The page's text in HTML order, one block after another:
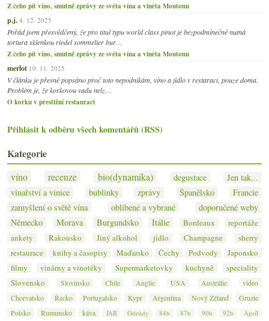
Z čeho pít víno, smutné zprávy ze světa vína a viněta Moutonu
p.j. 4. 12. 2025
Pořád jsem přesvědčený, že pro titul typu world class pinot je bezpodmínečně nutná
tortura sklenkou riedel sommelier bur…
Z čeho pít víno, smutné zprávy ze světa vína a viněta Moutonu
merlot 10. 11. 2025
V článku je přesně popsáno proč toto nepodnikám, víno a jídlo v restaraci, pouze doma.
Problém je, že korkovou vadu nelz…
O korku v prestižní restauraci
Přihlásit k odběru všech komentářů (RSS)
Kategorie
víno recenze bio(dynamika) degustace
Jen tak...
vinařství a vinice
bublinky zprávy Španělsko
Francie
zamyšlení o světě vína
oblíbené a vybrané
doporučené weby
Německo
Morava Burgundsko Itálie Bordeaux
reportáže
ankety
Rakousko Jiný alkohol jídlo Champagne
sherry
restaurace
knihy a časopisy Maďarsko Čechy Podvody
Japonsko
filmy
vinárny a vinotéky Supermarketovky kuchyně
speciality
Slovensko
Slovinsko Chile Anglie USA Austrálie
video
Chorvatsko
Řecko Portugalsko Kypr Argentina Nový Zéland
Gruzie
Polsko
Rumunsko káva JAR Odrůdy 84b 87b 90b 92b Apríl